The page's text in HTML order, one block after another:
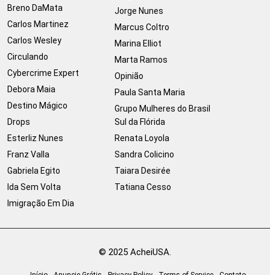
Breno DaMata
Carlos Martinez
Carlos Wesley
Circulando
Cybercrime Expert
Debora Maia
Destino Mágico
Drops
Esterliz Nunes
Franz Valla
Gabriela Egito
Ida Sem Volta
Imigração Em Dia
Jorge Nunes
Marcus Coltro
Marina Elliot
Marta Ramos
Opinião
Paula Santa Maria
Grupo Mulheres do Brasil
Sul da Flórida
Renata Loyola
Sandra Colicino
Taiara Desirée
Tatiana Cesso
© 2025 AcheiUSA.